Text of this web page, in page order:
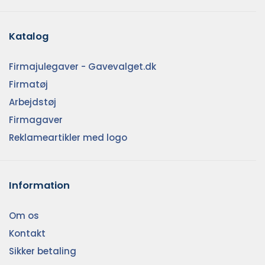
Katalog
Firmajulegaver - Gavevalget.dk
Firmatøj
Arbejdstøj
Firmagaver
Reklameartikler med logo
Information
Om os
Kontakt
Sikker betaling